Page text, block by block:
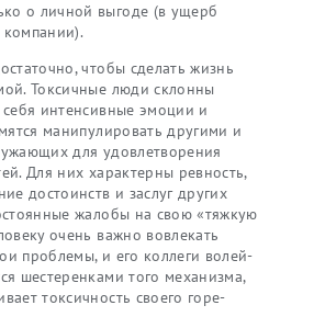
о личной выгоде (в ущерб
чтобы сделать жизнь
Токсичные люди склонны
себя интенсивные эмоции и
манипулировать другими и
для удовлетворения
Для них характерны ревность,
достоинств и заслуг других
жалобы на свою «тяжкую
очень важно вовлекать
проблемы, и его коллеги волей-
шестеренками того механизма,
токсичность своего горе-